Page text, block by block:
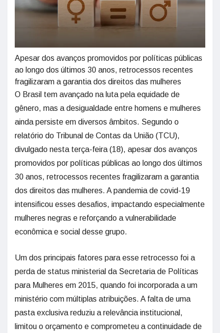
Apesar dos avanços promovidos por políticas públicas
ao longo dos últimos 30 anos, retrocessos recentes
fragilizaram a garantia dos direitos das mulheres
O Brasil tem avançado na luta pela equidade de
gênero, mas a desigualdade entre homens e mulheres
ainda persiste em diversos âmbitos. Segundo o
relatório do Tribunal de Contas da União (TCU),
divulgado nesta terça-feira (18), apesar dos avanços
promovidos por políticas públicas ao longo dos últimos
30 anos, retrocessos recentes fragilizaram a garantia
dos direitos das mulheres. A pandemia de covid-19
intensificou esses desafios, impactando especialmente
mulheres negras e reforçando a vulnerabilidade
econômica e social desse grupo.
Um dos principais fatores para esse retrocesso foi a
perda de status ministerial da Secretaria de Políticas
para Mulheres em 2015, quando foi incorporada a um
ministério com múltiplas atribuições. A falta de uma
pasta exclusiva reduziu a relevância institucional,
limitou o orçamento e comprometeu a continuidade de